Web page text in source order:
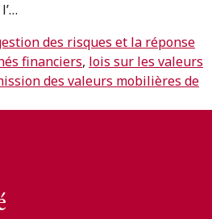
des risques et la réponse
financiers, lois sur les valeurs
des valeurs mobilières de